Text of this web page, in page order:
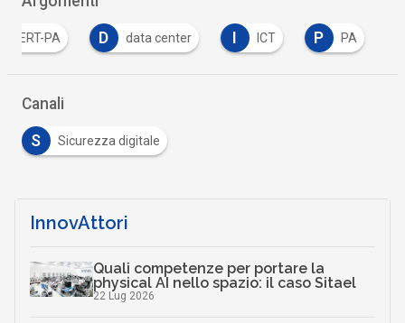
D data center I ICT P PA S
Canali
S Sicurezza digitale
InnovAttori
Quali competenze per portare la
physical AI nello spazio: il caso Sitael
22 Lug 2026